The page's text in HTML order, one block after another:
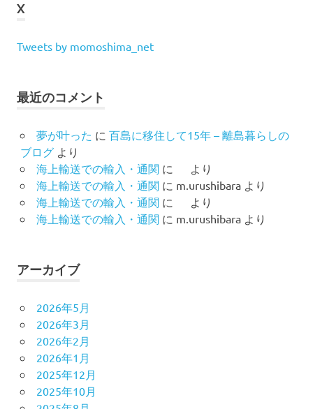
X
Tweets by momoshima_net
最近のコメント
夢が叶った に 百島に移住して15年 – 離島暮らしの
ブログより
海上輸送での輸入・通関 に
より
海上輸送での輸入・通関 に m.urushibaraより
海上輸送での輸入・通関 に
より
海上輸送での輸入・通関 に m.urushibaraより
アーカイブ
2026年5月
2026年3月
2026年2月
2026年1月
2025年12月
2025年10月